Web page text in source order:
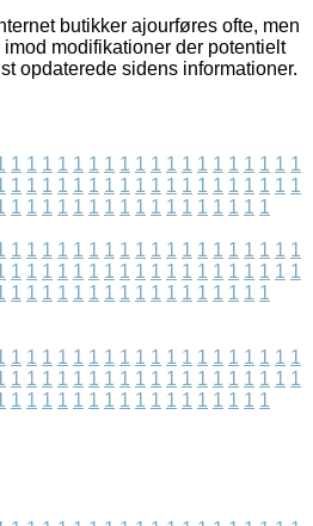
butikker ajourføres ofte, men
modifikationer der potentielt
opdaterede sidens informationer.
1 1 1 1 1 1 1 1 1 1 1 1 1 1 1 1 1 1 1
1 1 1 1 1 1 1 1 1 1 1 1 1 1 1 1 1 1 1
1 1 1 1 1 1 1 1 1 1 1 1 1 1 1 1 1
1 1 1 1 1 1 1 1 1 1 1 1 1 1 1 1 1 1 1
1 1 1 1 1 1 1 1 1 1 1 1 1 1 1 1 1 1 1
1 1 1 1 1 1 1 1 1 1 1 1 1 1 1 1 1
1 1 1 1 1 1 1 1 1 1 1 1 1 1 1 1 1 1 1
1 1 1 1 1 1 1 1 1 1 1 1 1 1 1 1 1 1 1
1 1 1 1 1 1 1 1 1 1 1 1 1 1 1 1 1